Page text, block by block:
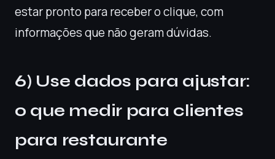
estar pronto para receber o clique, com
informações que não geram dúvidas.
6) Use dados para ajustar:
o que medir para clientes
para restaurante